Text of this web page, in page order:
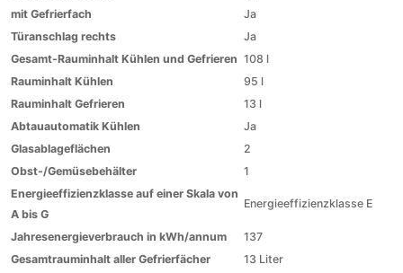
mit Gefrierfach
Ja
Türanschlag rechts
Ja
Gesamt-Rauminhalt Kühlen und Gefrieren 108 l
Rauminhalt Kühlen
95 l
Rauminhalt Gefrieren
13 l
Abtauautomatik Kühlen
Ja
Glasablageflächen
2
Obst-/Gemüsebehälter
1
Energieeffizienzklasse auf einer Skala von
A bis G
Energieeffizienzklasse E
Jahresenergieverbrauch in kWh/annum
137
Gesamtrauminhalt aller Gefrierfächer
13 Liter